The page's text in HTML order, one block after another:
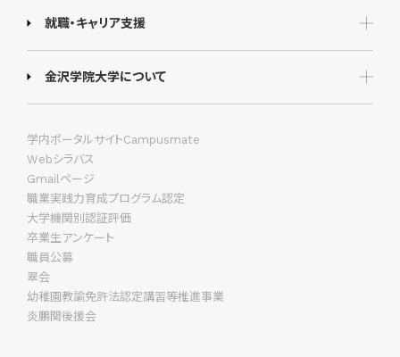
就職・キャリア支援
金沢学院大学について
学内ポータルサイトCampusmate
Webシラバス
Gmailページ
職業実践力育成プログラム認定
大学機関別認証評価
卒業生アンケート
職員公募
翠会
幼稚園教諭免許法認定講習等推進事業
炎鵬関後援会